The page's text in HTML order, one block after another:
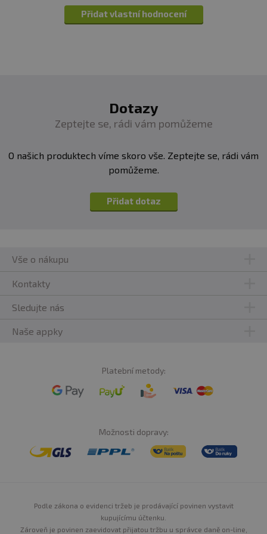
Přidat vlastní hodnocení
Dotazy
Zeptejte se, rádi vám pomůžeme
O našich produktech víme skoro vše. Zeptejte se, rádi vám
pomůžeme.
Přidat dotaz
Vše o nákupu
Kontakty
Sledujte nás
Naše appky
Platební metody:
Možnosti dopravy:
Podle zákona o evidenci tržeb je prodávající povinen vystavit
kupujícímu účtenku.
Zároveň je povinen zaevidovat přijatou tržbu u správce daně on-line,